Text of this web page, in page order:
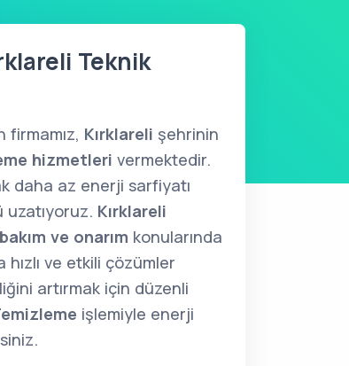
Teknik
Kırklareli şehrinin
hizmetleri vermektedir.
daha az enerji sarfiyatı
uzatıyoruz. Kırklareli
ve onarım konularında
hızlı ve etkili çözümler
artırmak için düzenli
işlemiyle enerji